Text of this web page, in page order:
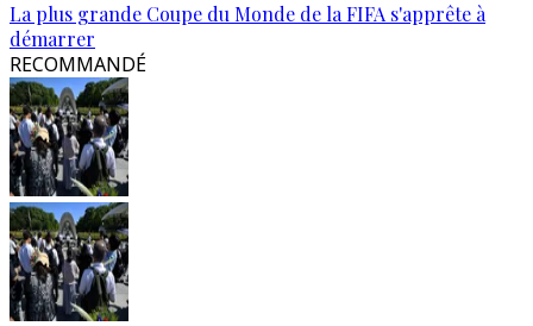
La plus grande Coupe du Monde de la FIFA s'apprête à
démarrer
RECOMMANDÉ